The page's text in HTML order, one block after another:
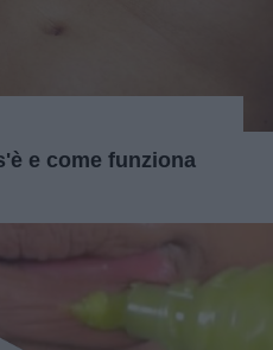
e come funziona